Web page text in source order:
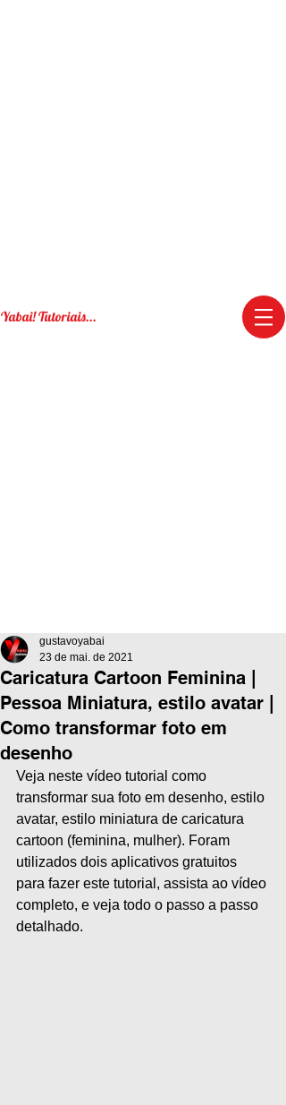
Yabai! Tutoriais...
Caricatura Cartoon Feminina |
Pessoa Miniatura, estilo avatar |
Como transformar foto em
desenho
gustavoyabai
23 de mai. de 2021
Veja neste vídeo tutorial como
transformar sua foto em desenho, estilo
avatar, estilo miniatura de caricatura
cartoon (feminina, mulher). Foram
utilizados dois aplicativos gratuitos
para fazer este tutorial, assista ao vídeo
completo, e veja todo o passo a passo
detalhado.